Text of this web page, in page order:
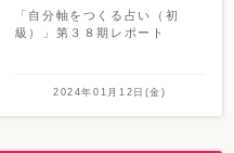
「自分軸をつくる占い（初
級）」第３８期レポート
2024年01月12日(金)